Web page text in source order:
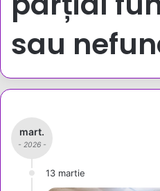
sau
mart.
- 2026 -
13 martie